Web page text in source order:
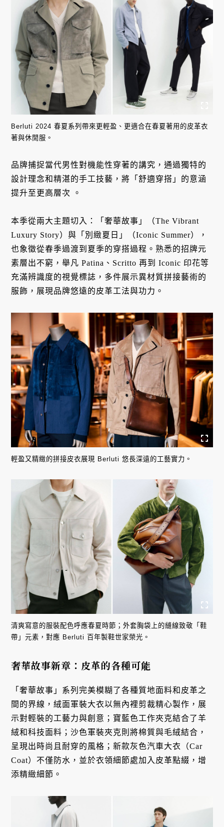
Berluti 2024 春夏系列帶來更輕盈、更適合在春夏著用的皮革衣
著與休閒服。
品牌捕捉當代男性對機能性穿著的講究，通過獨特的
設計理念和精湛的手工技藝，將「舒適穿搭」的意涵
提升至更高層次 。
本季從兩大主題切入：「奢華故事」（The Vibrant
Luxury Story）與「別緻夏日」（Iconic Summer），
也象徵從春季過渡到夏季的穿搭過程。熟悉的招牌元
素層出不窮，舉凡 Patina、Scritto 再到 Iconic 印花等
充滿辨識度的視覺標誌，多件展示異材質拼接藝術的
服飾，展現品牌悠遠的皮革工法與功力。
輕盈又精緻的拼接皮衣展現 Berluti 悠長深遠的工藝實力。
清爽寫意的服裝配色呼應春夏時節；外套胸袋上的縫線致敬「鞋
帶」元素，對應 Berluti 百年製鞋世家榮光。
奢華故事新章：皮革的各種可能
「奢華故事」系列完美模糊了各種質地面料和皮革之
間的界線，絨面軍裝大衣以無內裡剪裁精心製作，展
示對輕裝的工藝力與創意；寶藍色工作夾克結合了羊
絨和科技面料；沙色軍裝夾克則將棉質與毛絨結合，
呈現出時尚且耐穿的風格；新款灰色汽車大衣（Car
Coat）不僅防水，並於衣領細節處加入皮革點綴，增
添精緻細節。